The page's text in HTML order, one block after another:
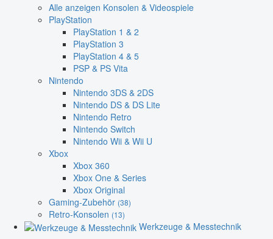
Alle anzeigen Konsolen & Videospiele
PlayStation
PlayStation 1 & 2
PlayStation 3
PlayStation 4 & 5
PSP & PS Vita
Nintendo
Nintendo 3DS & 2DS
Nintendo DS & DS Lite
Nintendo Retro
Nintendo Switch
Nintendo Wii & Wii U
Xbox
Xbox 360
Xbox One & Series
Xbox Original
Gaming-Zubehör (38)
Retro-Konsolen (13)
Werkzeuge & Messtechnik